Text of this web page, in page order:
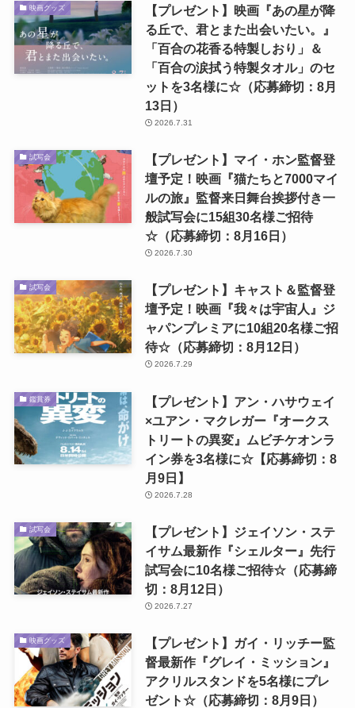
映画グッズ
【プレゼント】映画『あの星が降
る丘で、君とまた出会いたい。』
「百合の花香る特製しおり」＆
「百合の涙拭う特製タオル」のセ
ットを3名様に☆（応募締切：8月
13日）
2026.7.31
試写会
【プレゼント】マイ・ホン監督登
壇予定！映画『猫たちと7000マイ
ルの旅』監督来日舞台挨拶付き一
般試写会に15組30名様ご招待
☆（応募締切：8月16日）
2026.7.30
試写会
【プレゼント】キャスト＆監督登
壇予定！映画『我々は宇宙人』ジ
ャパンプレミアに10組20名様ご招
待☆（応募締切：8月12日）
2026.7.29
鑑賞券
【プレゼント】アン・ハサウェイ
×ユアン・マクレガー『オークス
トリートの異変』ムビチケオンラ
イン券を3名様に☆【応募締切：8
月9日】
2026.7.28
試写会
【プレゼント】ジェイソン・ステ
イサム最新作『シェルター』先行
試写会に10名様ご招待☆（応募締
切：8月12日）
2026.7.27
映画グッズ
【プレゼント】ガイ・リッチー監
督最新作『グレイ・ミッション』
アクリルスタンドを5名様にプレ
ゼント☆（応募締切：8月9日）